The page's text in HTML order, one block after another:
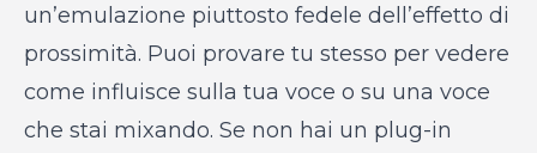
un’emulazione piuttosto fedele dell’effetto di
prossimità. Puoi provare tu stesso per vedere
come influisce sulla tua voce o su una voce
che stai mixando. Se non hai un plug-in